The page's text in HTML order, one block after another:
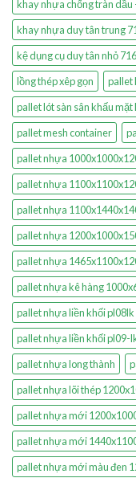
khay nhựa chống tràn dầu
khay nhựa duy tân trung
kệ dụng cụ duy tân nhỏ 716
lồng thép xêp gọn
pallet
pallet lót sàn sân khấu mặt
pallet mesh container
pallet nhựa
pallet nhựa
pallet nhựa
pallet nhựa
pallet nhựa
pallet nhựa kê hàng
pallet nhựa liền khối
pallet nhựa liền khối pl09-
pallet nhựa long thành
pallet nhựa lõi thép
pallet nhựa mới
pallet nhựa mới
pallet nhựa mới màu đen